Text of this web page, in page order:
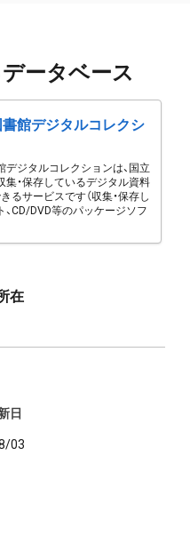
ータベース
書館デジタルコレクシ
デジタルコレクションは、国立
集・保存しているデジタル資料
るサービスです（収集・保存し
、CD/DVD等のパッケージソフ
在
日
03